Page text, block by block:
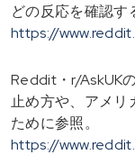
どの反応を確認す
https://
Reddit・r/AskUK
止め方や、アメリ
ために参照。
https://